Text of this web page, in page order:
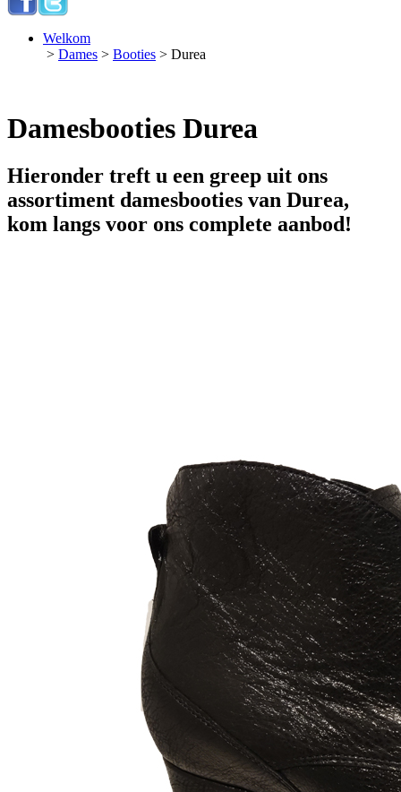
Welkom
> Dames > Booties > Durea
Damesbooties Durea
Hieronder treft u een greep uit ons
assortiment damesbooties van Durea,
kom langs voor ons complete aanbod!